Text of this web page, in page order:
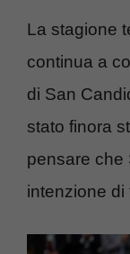
La stagione
continua a
di San
stato finora
pensare che
intenzione di